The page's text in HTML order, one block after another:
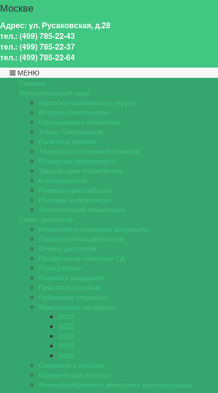
Москве
Адрес: ул. Русаковская, д.28
тел.: (499) 785-22-43
тел.: (499) 785-22-37
тел.: (499) 785-22-64
МЕНЮ
Главная
Муниципальный округ
Карта муниципального округа
История Сокольников
Официальная символика
Улицы Сокольников
Почетные жители
Телефоны экстренной помощи
Пожарная безопасность
Защита прав потребителя
Благодарности
Прокуратура сообщает
Полиция информирует
Экологический мониторинг
Совет депутатов
Нормативно-правовые документы
График приема депутатов
Отчеты депутатов
Профильные комиссии СД
План работы
Повестка заседания
Принятые решения
Публичные слушания
Видеозаписи заседания
2023
2022
2024
2025
2026
Сведения о доходах
Юридическая помощь
Антикоррупционная экспертиза муниципальных